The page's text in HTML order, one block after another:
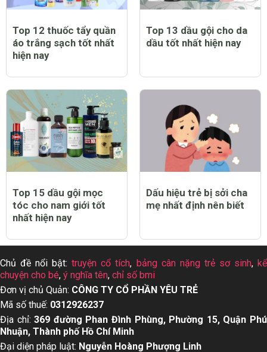
Top 12 thuốc tẩy quần
áo trắng sạch tốt nhất
hiện nay
Top 13 dầu gội cho da
dầu tốt nhất hiện nay
Top 15 dầu gội mọc
tóc cho nam giới tốt
nhất hiện nay
Dấu hiệu trẻ bị sởi cha
mẹ nhất định nên biết
Chủ đề nổi bật:truyện cổ tích, bảng cân nặng trẻ sơ sinh,kể
chuyện cho bé, ý nghĩa tên, chỉ số bmi
Đơn vị chủ Quản: CÔNG TY CỔ PHẦN YÊU TRẺ
Mã số thuế: 0312926237
Địa chỉ:369 đường Phan Đình Phùng, Phường 15, Quận Phú
Nhuận, Thành phố Hồ Chí Minh
Đại diện pháp luật: Nguyễn Hoàng Phượng Linh